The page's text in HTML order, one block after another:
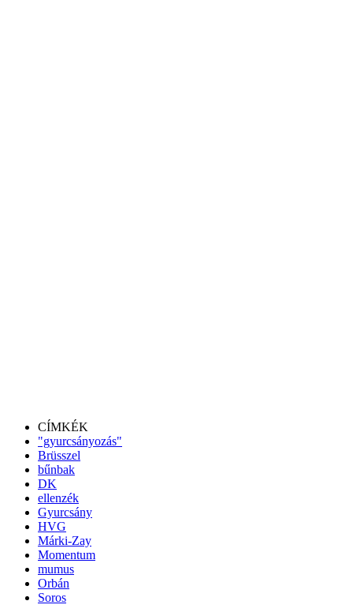
CÍMKÉK
"gyurcsányozás"
Brüsszel
bűnbak
DK
ellenzék
Gyurcsány
HVG
Márki-Zay
Momentum
mumus
Orbán
Soros